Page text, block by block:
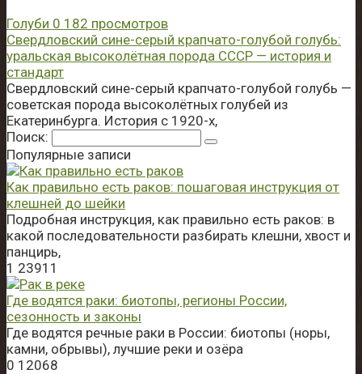
Голуби 0 182 просмотров
Свердловский сине-серый крапчато-голубой голубь:
уральская высоколётная порода СССР — история и
стандарт
Свердловский сине-серый крапчато-голубой голубь —
советская порода высоколётных голубей из
Екатеринбурга. История с 1920-х,
Поиск:
Популярные записи
Как правильно есть раков: пошаговая инструкция от
клешней до шейки
Подробная инструкция, как правильно есть раков: в
какой последовательности разбирать клешни, хвост и
панцирь,
1 23911
Где водятся раки: биотопы, регионы России,
сезонность и законы
Где водятся речные раки в России: биотопы (норы,
камни, обрывы), лучшие реки и озёра
0 12068